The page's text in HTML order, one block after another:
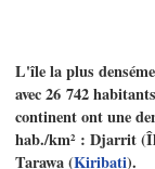
L'île la plus
avec 26 742
continent ont une
hab./km² : Djarrit
Tarawa (Kiribati).